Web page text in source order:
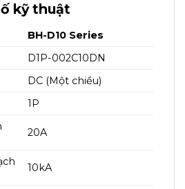
kỹ thuật
BH-D10 Series
D1P-002C10DN
DC (Một chiều)
1P
20A
10kA